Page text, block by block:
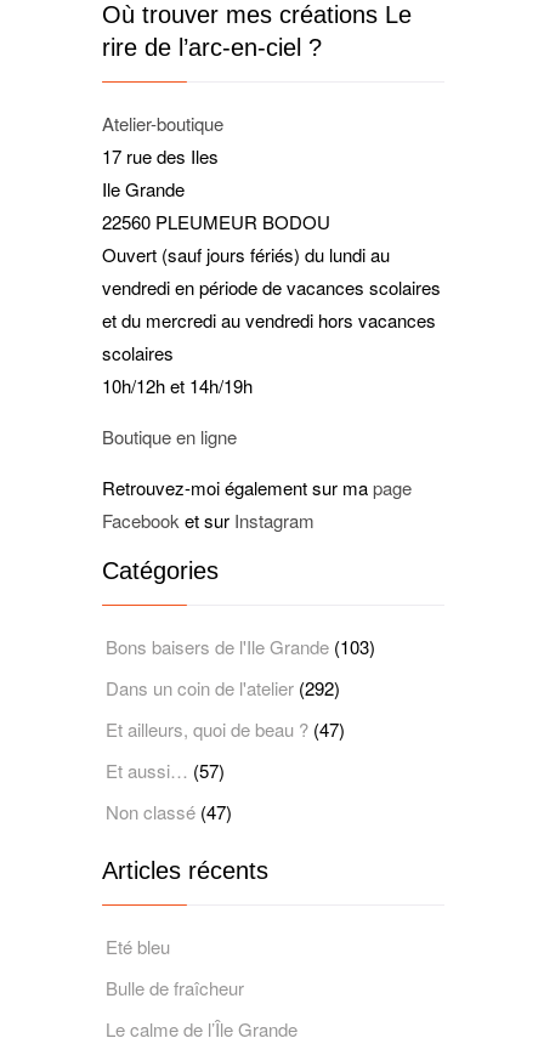
Où trouver mes créations Le
rire de l’arc-en-ciel ?
Atelier-boutique
17 rue des Iles
Ile Grande
22560 PLEUMEUR BODOU
Ouvert (sauf jours fériés) du lundi au
vendredi en période de vacances scolaires
et du mercredi au vendredi hors vacances
scolaires
10h/12h et 14h/19h
Boutique en ligne
Retrouvez-moi également sur mapage
Facebooket sur Instagram
Catégories
Bons baisers de l'Ile Grande (103)
Dans un coin de l'atelier (292)
Et ailleurs, quoi de beau ? (47)
Et aussi… (57)
Non classé (47)
Articles récents
Eté bleu
Bulle de fraîcheur
Le calme de l’Île Grande